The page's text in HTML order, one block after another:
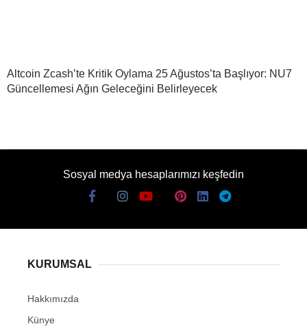
Altcoin Zcash’te Kritik Oylama 25 Ağustos’ta Başlıyor: NU7
Güncellemesi Ağın Geleceğini Belirleyecek
Sosyal medya hesaplarımızı keşfedin
KURUMSAL
Hakkımızda
Künye